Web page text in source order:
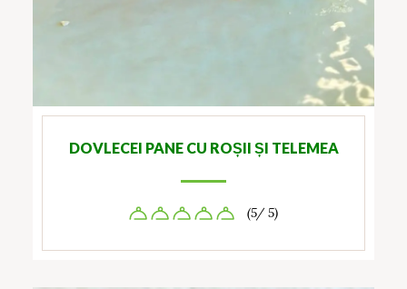
DOVLECEI PANE CU ROȘII ȘI TELEMEA
(5/ 5)